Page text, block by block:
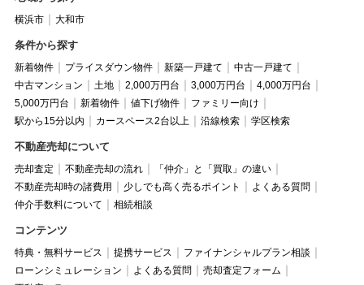
横浜市 大和市
条件から探す
新着物件 プライスダウン物件 新築一戸建て
中古一戸建て
中古マンション
土地 2,000万円台 3,000万円台
4,000万円台
5,000万円台
新着物件 値下げ物件
ファミリー向け
駅から15分以内
カースペース2台以上 沿線検索 学区検索
不動産売却について
売却査定 不動産売却の流れ
「仲介」と「買取」の違い
不動産売却時の諸費用
少しでも高く売るポイント
よくある質問
仲介手数料について
相続相談
コンテンツ
特典・無料サービス 提携サービス
ファイナンシャルプラン相談
ローンシミュレーション
よくある質問
売却査定フォーム